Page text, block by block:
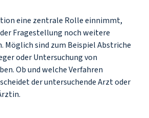
eine zentrale Rolle einnimmt,
Fragestellung noch weitere
Möglich sind zum Beispiel Abstriche
oder Untersuchung von
Ob und welche Verfahren
der untersuchende Arzt oder